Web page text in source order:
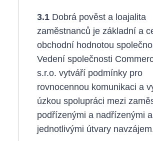
3.1Dobrá pověst a loajalita
zaměstnanců je základní a
obchodní hodnotou
Vedení společnosti
s.r.o. vytváří podmínky pro
rovnocennou komunikaci a
úzkou spolupráci mezi
podřízenými a nadřízenými a
jednotlivými útvary